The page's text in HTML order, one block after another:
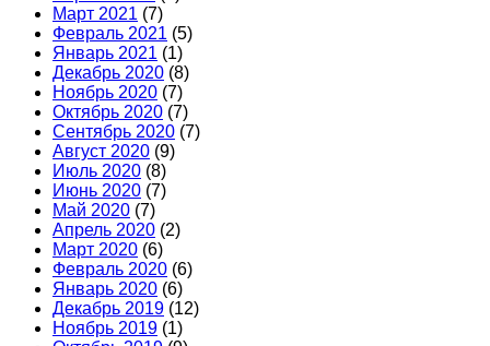
Март 2021 (7)
Февраль 2021 (5)
Январь 2021 (1)
Декабрь 2020 (8)
Ноябрь 2020 (7)
Октябрь 2020 (7)
Сентябрь 2020 (7)
Август 2020 (9)
Июль 2020 (8)
Июнь 2020 (7)
Май 2020 (7)
Апрель 2020 (2)
Март 2020 (6)
Февраль 2020 (6)
Январь 2020 (6)
Декабрь 2019 (12)
Ноябрь 2019 (1)